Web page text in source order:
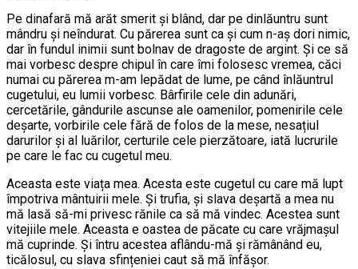
Pe dinafară mă arăt smerit și blând, dar pe dinlăuntru sunt
mândru și neîndurat. Cu părerea sunt ca și cum n-aș dori nimic,
dar în fundul inimii sunt bolnav de dragoste de argint. Și ce să
mai vorbesc despre chipul în care îmi folosesc vremea, căci
numai cu părerea m-am lepădat de lume, pe când înlăuntrul
cugetului, eu lumii vorbesc. Bârfirile cele din adunări,
cercetările, gândurile ascunse ale oamenilor, pomenirile cele
deșarte, vorbirile cele fără de folos de la mese, nesațiul
darurilor și al luărilor, certurile cele pierzătoare, iată lucrurile
pe care le fac cu cugetul meu.
Aceasta este viața mea. Acesta este cugetul cu care mă lupt
împotriva mântuirii mele. Și trufia, și slava deșartă a mea nu
mă lasă să-mi privesc rănile ca să mă vindec. Acestea sunt
vitejiile mele. Aceasta e oastea de păcate cu care vrăjmașul
mă cuprinde. Și întru acestea aflându-mă și rămânând eu,
ticălosul, cu slava sfințeniei caut să mă înfășor.